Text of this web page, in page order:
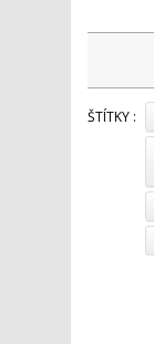
ŠTÍTKY :